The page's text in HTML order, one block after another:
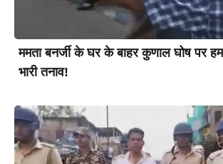
ममता बनर्जी के घर के बाहर कुणाल घोष पर
भारी तनाव!